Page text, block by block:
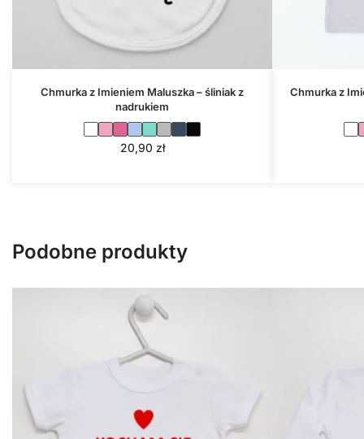
Chmurka z Imieniem Maluszka – śliniak z
nadrukiem
20,90 zł
Chmurka z
Podobne produkty